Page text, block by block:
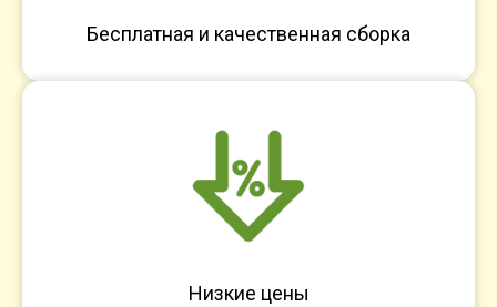
Бесплатная и качественная сборка
Низкие цены